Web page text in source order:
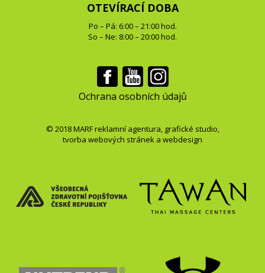
OTEVÍRACÍ DOBA
Po – Pá: 6:00 – 21:00 hod.
So – Ne: 8:00 – 20:00 hod.
Ochrana osobních údajů
© 2018MARFreklamní agentura, grafické studio,
tvorba webových stránek a webdesign